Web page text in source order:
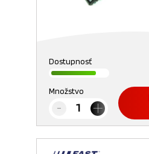
Dostupnosť
Množstvo